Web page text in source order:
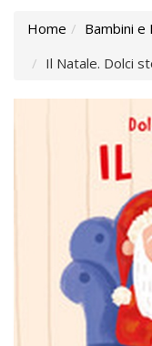
Home Bambini e
Il Natale. Dolci